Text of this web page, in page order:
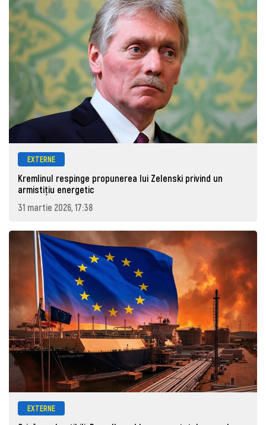
EXTERNE
Kremlinul respinge propunerea lui Zelenski privind un
armistițiu energetic
31 martie 2026, 17:38
EXTERNE